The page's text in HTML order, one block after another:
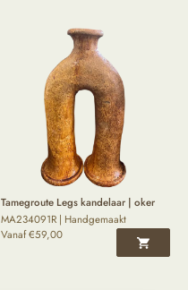
Tamegroute Legs kandelaar | oker
MA234091R | Handgemaakt
Vanaf€59,00